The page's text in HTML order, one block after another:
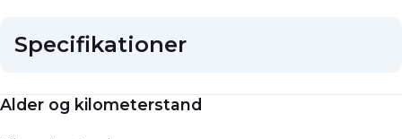
Specifikationer
Alder og kilometerstand